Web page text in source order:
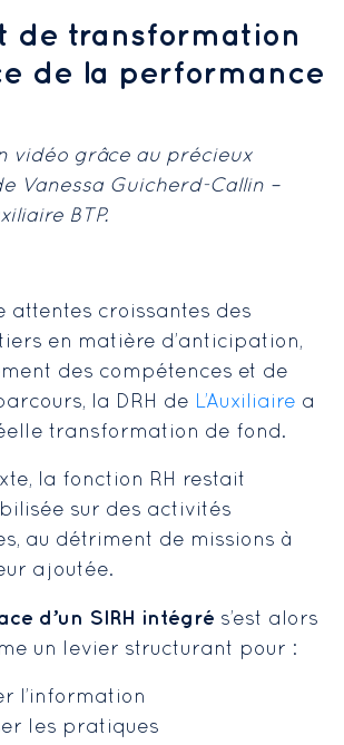
de transformation
de la performance
vidéo grâce au précieux
Vanessa Guicherd-Callin –
BTP.
attentes croissantes des
en matière d’anticipation,
des compétences et de
la DRH de L’Auxiliaire a
transformation de fond.
la fonction RH restait
sur des activités
au détriment de missions à
ajoutée.
d’un SIRH intégré s’est alors
un levier structurant pour :
l’information
les pratiques